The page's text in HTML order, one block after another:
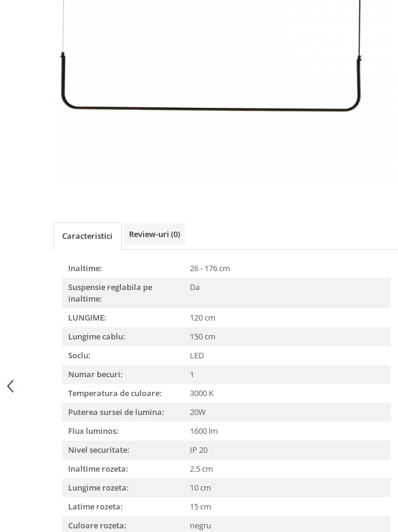
Caracteristici Review-uri (0)
Inaltime:
26 - 176 cm
Suspensie reglabila pe
inaltime:
Da
LUNGIME:
120 cm
Lungime cablu:
150 cm
Soclu:
LED
Numar becuri:
1
Temperatura de culoare:
3000 K
Puterea sursei de lumina:
20W
Flux luminos:
1600 lm
Nivel securitate:
IP 20
Inaltime rozeta:
2.5 cm
Lungime rozeta:
10 cm
Latime rozeta:
15 cm
Culoare rozeta:
negru